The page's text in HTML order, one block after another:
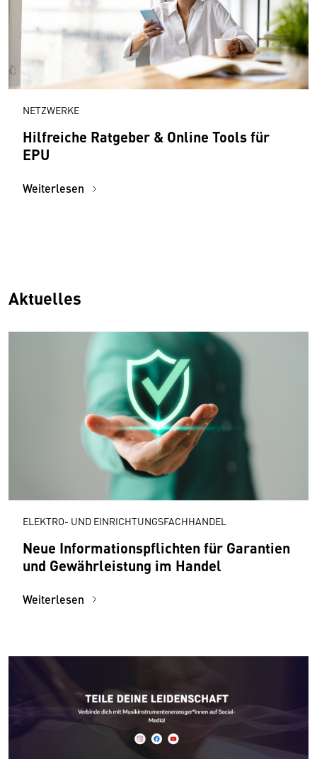
NETZWERKE
Hilfreiche Ratgeber & Online Tools für
EPU
Weiterlesen
Aktuelles
ELEKTRO- UND EINRICHTUNGSFACHHANDEL
Neue Informationspflichten für Garantien
und Gewährleistung im Handel
Weiterlesen